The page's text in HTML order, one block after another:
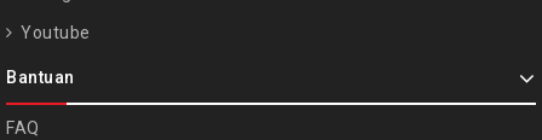
Youtube
Bantuan
FAQ